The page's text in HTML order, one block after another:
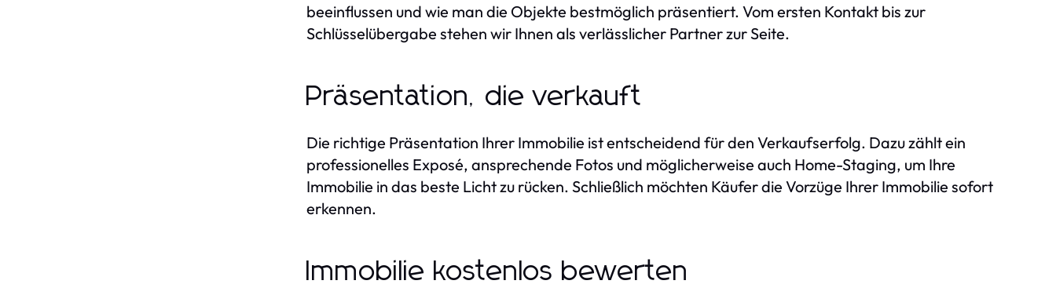
beeinflussen und wie man die Objekte bestmöglich präsentiert. Vom ersten Kontakt bis zur
Schlüsselübergabe stehen wir Ihnen als verlässlicher Partner zur Seite.
Präsentation, die verkauft
Die richtige Präsentation Ihrer Immobilie ist entscheidend für den Verkaufserfolg. Dazu zählt ein
professionelles Exposé, ansprechende Fotos und möglicherweise auch Home-Staging, um Ihre
Immobilie in das beste Licht zu rücken. Schließlich möchten Käufer die Vorzüge Ihrer Immobilie sofort
erkennen.
Immobilie kostenlos bewerten